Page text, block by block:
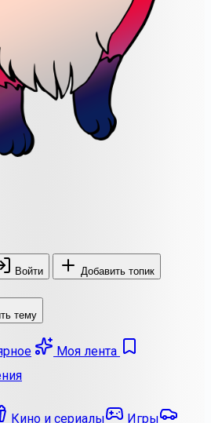
Войти Добавить топик
тему
Моя лента
Кино и сериалы
Игры